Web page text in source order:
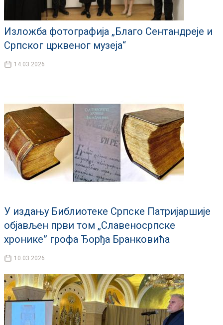
Изложба фотографија „Благо Сентандреје и
Српског црквеног музеја“
14.03.2026
У издању Библиотеке Српске Патријаршије
објављен први том „Славеносрпске
хронике” грофа Ђорђа Бранковића
10.03.2026